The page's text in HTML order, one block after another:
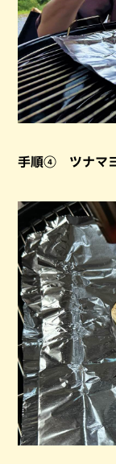
手順④ ツナマヨ